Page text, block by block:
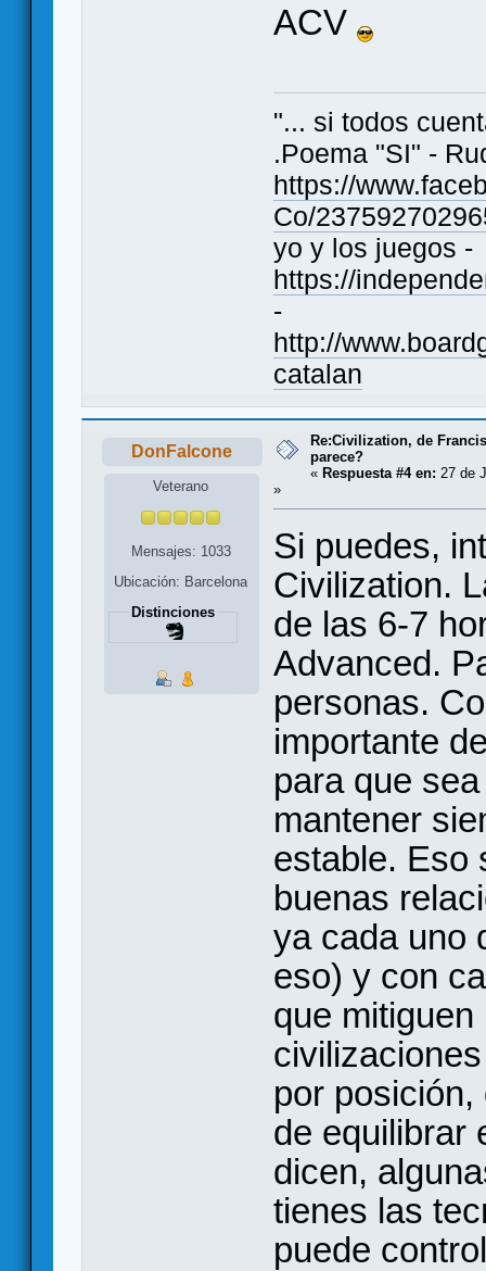
ACV
"... si todos
.Poema "SI" -
https://
Co/
yo y los juegos -
https://
-
http://
catalan
DonFalcone
Veterano
Mensajes: 1033
Ubicación: Barcelona
Distinciones
Re:Civilization, de
parece?
« Respuesta #4 en: 27 de
»
Si puedes,
Civilization.
de las 6-7
Advanced.
personas.
importante
para que
mantener
estable. Eso
buenas
ya cada uno
eso) y con
que
por
de equilibrar
dicen,
tienes las
puede